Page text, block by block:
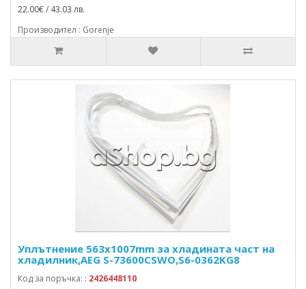
22.00€ / 43.03 лв.
Производител : Gorenje
Уплътнение 563x1007mm за хладината част на
хладилник,AEG S-73600CSWO,S6-0362KG8
Код за поръчка: : 2426448110